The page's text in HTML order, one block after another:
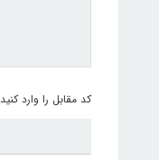
کد مقابل را وارد کنید